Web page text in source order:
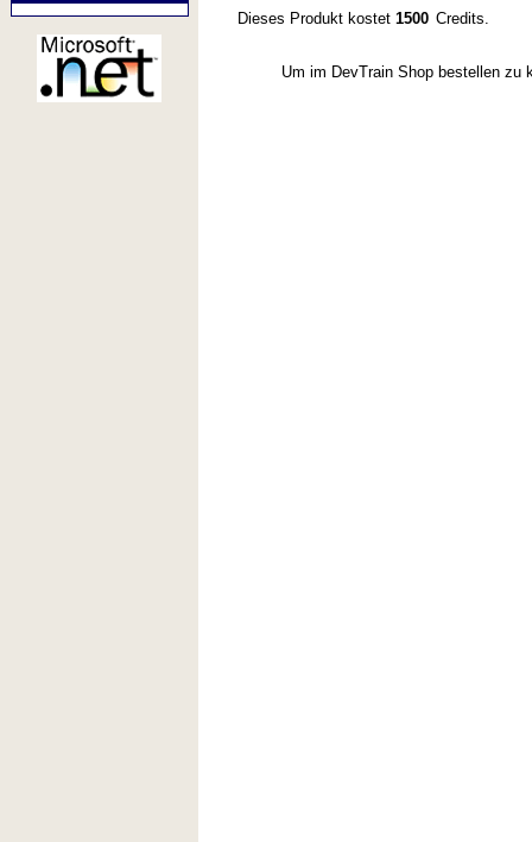
Dieses Produkt kostet 1500 Credits.
Um im DevTrain Shop bestellen zu